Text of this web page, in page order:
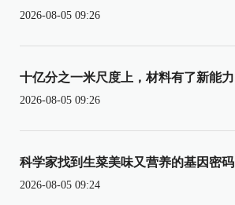
2026-08-05 09:26
十亿分之一米尺度上，材料有了新能力
2026-08-05 09:26
科学家找到生菜美味又营养的基因密码
2026-08-05 09:24